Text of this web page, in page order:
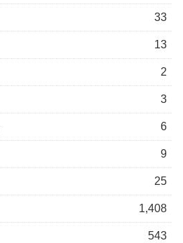
33
13
2
3
6
9
25
1,408
543